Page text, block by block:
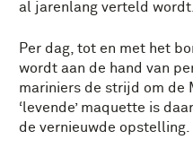
al jarenlang verteld wordt.
Per dag, tot en met het
wordt aan de hand van
mariniers de strijd om de
‘levende’ maquette is
de vernieuwde opstelling.